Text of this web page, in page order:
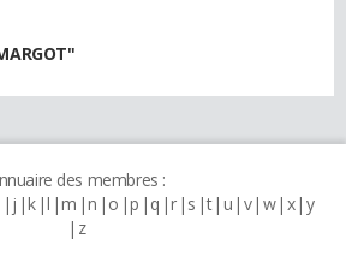
des membres :
j k l m n o p q r s t u v w x y
z